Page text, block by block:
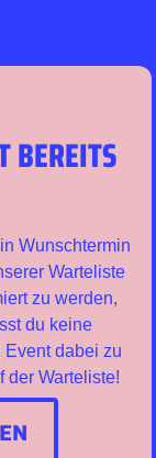
BEREITS
Wunschtermin
Warteliste
zu werden,
du keine
dabei zu
der Warteliste!